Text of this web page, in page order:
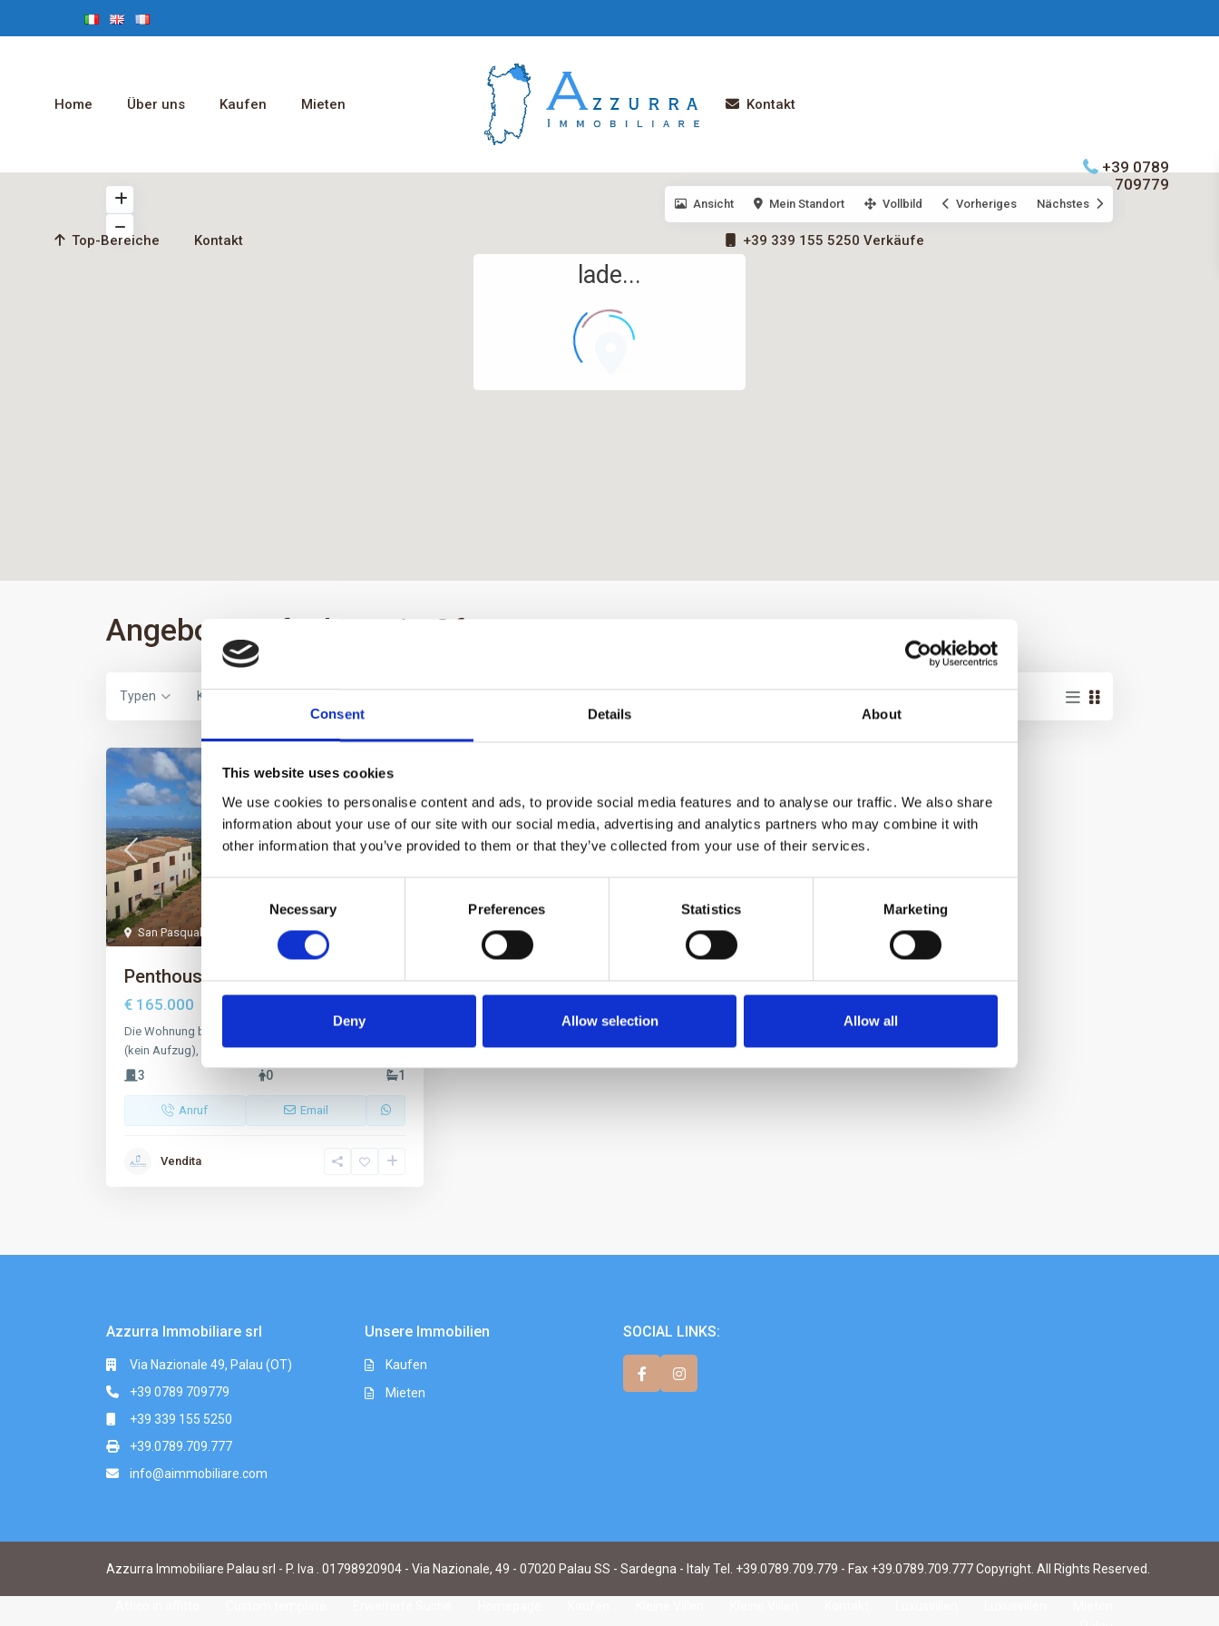
Consent Details About
This website uses cookies
We use cookies to personalise content and ads, to provide social media features and to analyse our traffic. We also share
information about your use of our site with our social media, advertising and analytics partners who may combine it with
other information that you’ve provided to them or that they’ve collected from your use of their services.
Necessary Preferences Statistics Marketing
Deny Allow selection Allow all
Home Über uns Kaufen Mieten
Top-Bereiche Kontakt
Kontakt
+39 339 155 5250 Verkäufe
+39 0789
709779
lade...
Ansicht Mein Standort Vollbild Vorheriges Nächstes
Angebote aufgelistet in Ofen
Typen Kategorien
San Pasquale Santa Teresa di Gallura
Verkauf Verkauft
Penthouse mit Meerblick
€ 165.000
Die Wohnung befindet sich im obersten Stockwerk
(kein Aufzug), mit einer privaten Außentre...
3 0 1
Anruf Email
Vendita
Azzurra Immobiliare srl
Via Nazionale 49, Palau (OT)
+39 0789 709779
+39 339 155 5250
+39.0789.709.777
info@aimmobiliare.com
Unsere Immobilien
Kaufen
Mieten
SOCIAL LINKS:
Azzurra Immobiliare Palau srl - P. Iva . 01798920904 - Via Nazionale, 49 - 07020 Palau SS - Sardegna - Italy Tel. +39.0789.709.779 - Fax +39.0789.709.777 Copyright. All Rights Reserved.